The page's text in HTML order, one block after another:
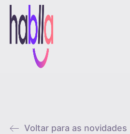
Voltar para as novidades